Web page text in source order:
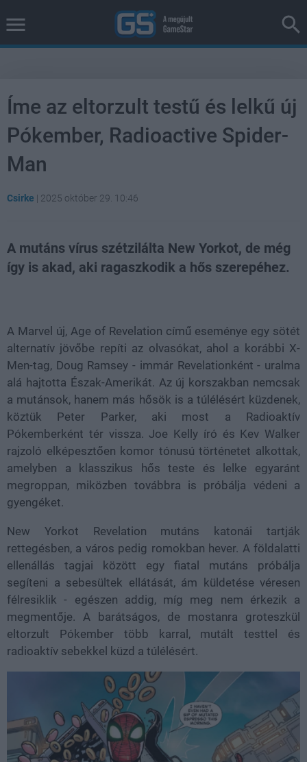
Íme az eltorzult testű és lelkű új
Pókember, Radioactive Spider-
Man
Csirke | 2025 október 29. 10:46
A mutáns vírus szétzilálta New Yorkot, de még
így is akad, aki ragaszkodik a hős szerepéhez.
A Marvel új, Age of Revelation című eseménye egy sötét
alternatív jövőbe repíti az olvasókat, ahol a korábbi X-
Men-tag, Doug Ramsey - immár Revelationként - uralma
alá hajtotta Észak-Amerikát. Az új korszakban nemcsak
a mutánsok, hanem más hősök is a túlélésért küzdenek,
köztük Peter Parker, aki most a Radioaktív
Pókemberként tér vissza. Joe Kelly író és Kev Walker
rajzoló elképesztően komor tónusú történetet alkottak,
amelyben a klasszikus hős teste és lelke egyaránt
megroppan, miközben továbbra is próbálja védeni a
gyengéket.
New Yorkot Revelation mutáns katonái tartják
rettegésben, a város pedig romokban hever. A földalatti
ellenállás tagjai között egy fiatal mutáns próbálja
segíteni a sebesültek ellátását, ám küldetése véresen
félresiklik - egészen addig, míg meg nem érkezik a
megmentője. A barátságos, de mostanra groteszkül
eltorzult Pókember több karral, mutált testtel és
radioaktív sebekkel küzd a túlélésért.